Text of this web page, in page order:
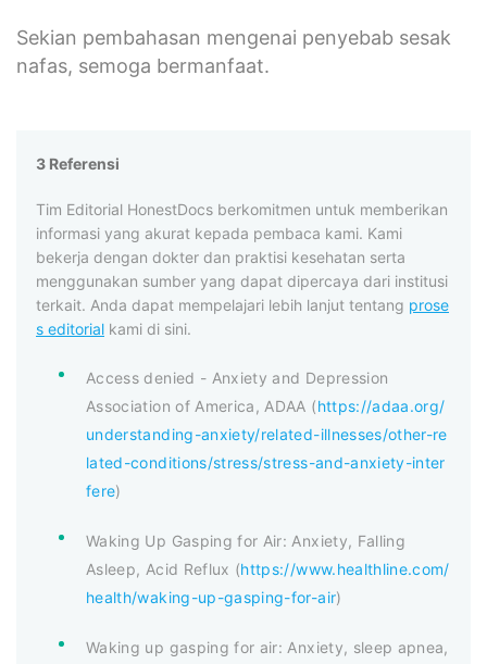
Sekian pembahasan mengenai penyebab sesak
nafas, semoga bermanfaat.
3 Referensi
Tim Editorial HonestDocs berkomitmen untuk memberikan
informasi yang akurat kepada pembaca kami. Kami
bekerja dengan dokter dan praktisi kesehatan serta
menggunakan sumber yang dapat dipercaya dari institusi
terkait. Anda dapat mempelajari lebih lanjut tentang prose
s editorial kami di sini.
Access denied - Anxiety and Depression
Association of America, ADAA (https://adaa.org/
understanding-anxiety/related-illnesses/other-re
lated-conditions/stress/stress-and-anxiety-inter
fere)
Waking Up Gasping for Air: Anxiety, Falling
Asleep, Acid Reflux (https://www.healthline.com/
health/waking-up-gasping-for-air)
Waking up gasping for air: Anxiety, sleep apnea,